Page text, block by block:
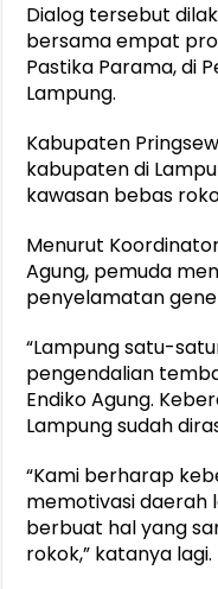
Dialog tersebut
bersama empat
Pastika Parama, di
Lampung.
Kabupaten
kabupaten di
kawasan bebas
Menurut
Agung, pemuda
penyelamatan
“Lampung satu-
pengendalian
Endiko Agung.
Lampung sudah
“Kami berharap
memotivasi daerah
berbuat hal yang
rokok,” katanya lagi.